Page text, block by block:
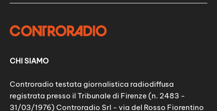
CHI SIAMO
Controradio testata giornalistica radiodiffusa
registrata presso il Tribunale di Firenze (n. 2483 -
31/03/1976) Controradio Srl - via del Rosso Fiorentino